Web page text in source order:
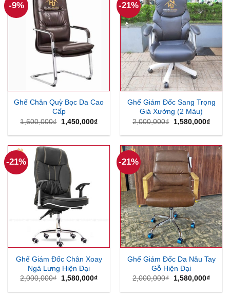
-9%
Ghế Chân Quỳ Bọc Da Cao
Cấp
1,600,000₫
Giá
là:
1,450,000₫Giá
tại
1,450,000₫.
-21%
Ghế Giám Đốc Sang Trọng
Giá Xưởng (2 Màu)
2,000,000₫
Giá
là:
1,580,000₫Giá
tại
-21%
Ghế Giám Đốc Chân Xoay
Ngả Lưng Hiện Đại
2,000,000₫
Giá
là:
1,580,000₫Giá
tại
-21%
Ghế Giám Đốc Da Nâu Tay
Gỗ Hiện Đại
2,000,000₫
Giá
là:
1,580,000₫Giá
tại